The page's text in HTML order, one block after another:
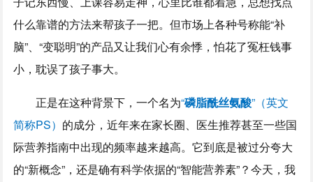
什么靠谱的方法来帮孩子一把。但市场上各种号称能“补
脑”、“变聪明”的产品又让我们心有余悸，怕花了冤枉钱事
小，耽误了孩子事大。
正是在这种背景下，一个名为“磷脂酰丝氨酸”（英文
简称PS） 的成分，近年来在家长圈、医生推荐甚至一些国
际营养指南中出现的频率越来越高。它到底是被过分夸大
的“新概念”，还是确有科学依据的“智能营养素”？今天，我